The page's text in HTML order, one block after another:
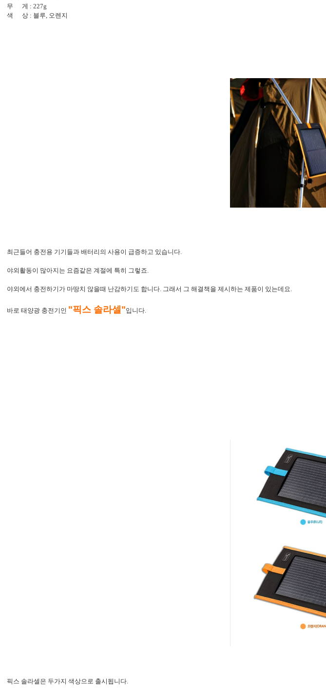
무 게 : 227g
색 상 : 블루, 오렌지
최근들어 충전용 기기들과 배터리의 사용이 급증하고 있습니다.
야외활동이 많아지는 요즘같은 계절에 특히 그렇죠.
야외에서 충전하기가 마땅치 않을때 난감하기도 합니다. 그래서 그 해결책을 제시하는 제품이 있는데요.
바로 태양광 충전기인 "픽스 솔라셀"입니다.
픽스 솔라셀은 두가지 색상으로 출시됩니다.